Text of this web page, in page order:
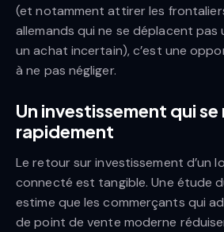
(et notamment attirer les
allemands qui ne se déplacent
un achat incertain), c’est une
à ne pas négliger.
Un investissement qui
rapidement
Le retour sur investissement d’un
connecté est tangible. Une étude
estime que les commerçants qui
de point de vente moderne